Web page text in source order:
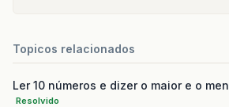
Topicos relacionados
Ler 10 números e dizer o maior e o
Resolvido